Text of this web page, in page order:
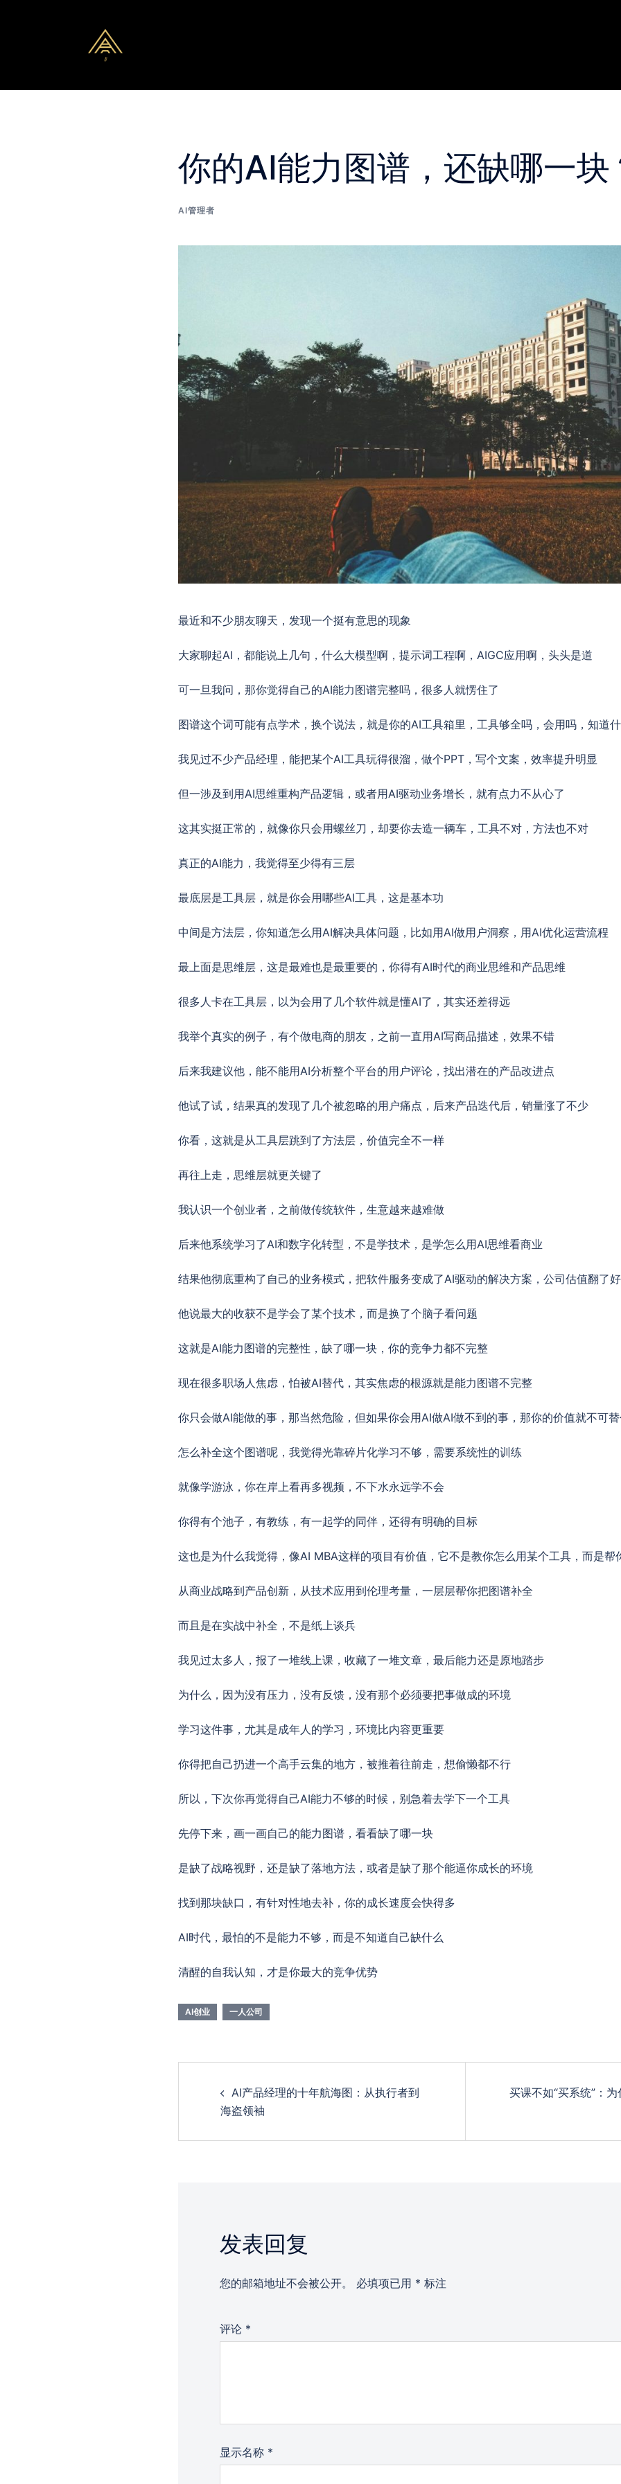
你的AI能力图谱，还缺哪一块
AI管理者
最近和不少朋友聊天，发现一个挺有意思的现象
大家聊起AI，都能说上几句，什么大模型啊，提示词工程啊，AIGC应用啊，头头是道
可一旦我问，那你觉得自己的AI能力图谱完整吗，很多人就愣住了
图谱这个词可能有点学术，换个说法，就是你的AI工具箱里，工具够全吗，会用吗，知道
我见过不少产品经理，能把某个AI工具玩得很溜，做个PPT，写个文案，效率提升明显
但一涉及到用AI思维重构产品逻辑，或者用AI驱动业务增长，就有点力不从心了
这其实挺正常的，就像你只会用螺丝刀，却要你去造一辆车，工具不对，方法也不对
真正的AI能力，我觉得至少得有三层
最底层是工具层，就是你会用哪些AI工具，这是基本功
中间是方法层，你知道怎么用AI解决具体问题，比如用AI做用户洞察，用AI优化运营流程
最上面是思维层，这是最难也是最重要的，你得有AI时代的商业思维和产品思维
很多人卡在工具层，以为会用了几个软件就是懂AI了，其实还差得远
我举个真实的例子，有个做电商的朋友，之前一直用AI写商品描述，效果不错
后来我建议他，能不能用AI分析整个平台的用户评论，找出潜在的产品改进点
他试了试，结果真的发现了几个被忽略的用户痛点，后来产品迭代后，销量涨了不少
你看，这就是从工具层跳到了方法层，价值完全不一样
再往上走，思维层就更关键了
我认识一个创业者，之前做传统软件，生意越来越难做
后来他系统学习了AI和数字化转型，不是学技术，是学怎么用AI思维看商业
结果他彻底重构了自己的业务模式，把软件服务变成了AI驱动的解决方案，公司估值翻了
他说最大的收获不是学会了某个技术，而是换了个脑子看问题
这就是AI能力图谱的完整性，缺了哪一块，你的竞争力都不完整
现在很多职场人焦虑，怕被AI替代，其实焦虑的根源就是能力图谱不完整
你只会做AI能做的事，那当然危险，但如果你会用AI做AI做不到的事，那你的价值就不可
怎么补全这个图谱呢，我觉得光靠碎片化学习不够，需要系统性的训练
就像学游泳，你在岸上看再多视频，不下水永远学不会
你得有个池子，有教练，有一起学的同伴，还得有明确的目标
这也是为什么我觉得，像AI MBA这样的项目有价值，它不是教你怎么用某个工具，而是帮
从商业战略到产品创新，从技术应用到伦理考量，一层层帮你把图谱补全
而且是在实战中补全，不是纸上谈兵
我见过太多人，报了一堆线上课，收藏了一堆文章，最后能力还是原地踏步
为什么，因为没有压力，没有反馈，没有那个必须要把事做成的环境
学习这件事，尤其是成年人的学习，环境比内容更重要
你得把自己扔进一个高手云集的地方，被推着往前走，想偷懒都不行
所以，下次你再觉得自己AI能力不够的时候，别急着去学下一个工具
先停下来，画一画自己的能力图谱，看看缺了哪一块
是缺了战略视野，还是缺了落地方法，或者是缺了那个能逼你成长的环境
找到那块缺口，有针对性地去补，你的成长速度会快得多
AI时代，最怕的不是能力不够，而是不知道自己缺什么
清醒的自我认知，才是你最大的竞争优势
AI创业 一人公司
navigation
AI产品经理的十年航海图：从执行者到
海盗领袖
买课不如“买系统”：
发表回复
您的邮箱地址不会被公开。 必填项已用 * 标注
评论 *
显示名称 *